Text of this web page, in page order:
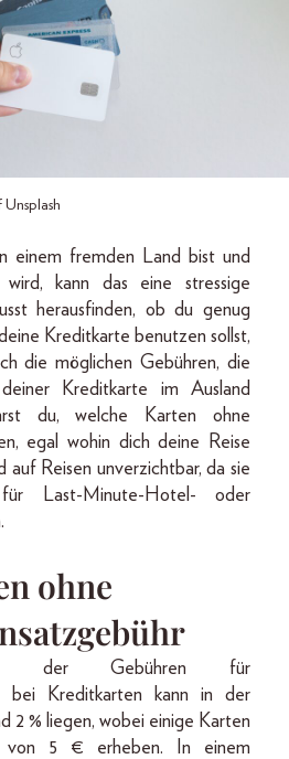
einem fremden Land bist und
kann das eine stressige
herausfinden, ob du genug
Kreditkarte benutzen sollst,
die möglichen Gebühren, die
Kreditkarte im Ausland
du, welche Karten ohne
egal wohin dich deine Reise
auf Reisen unverzichtbar, da sie
Last-Minute-Hotel- oder
ohne
der Gebühren für
bei Kreditkarten kann in der
2 % liegen, wobei einige Karten
von 5 € erheben. In einem